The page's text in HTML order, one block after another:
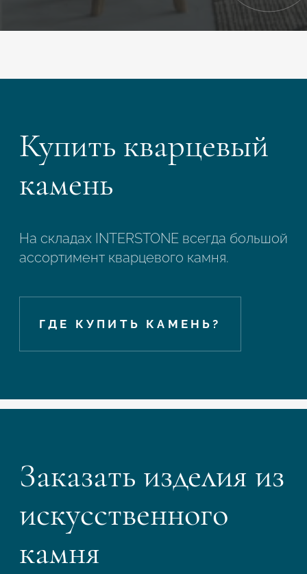
Купить кварцевый
камень
На складах INTERSTONE всегда большой
ассортимент кварцевого камня.
ГДЕ КУПИТЬ КАМЕНЬ?
Заказать изделия из
искусственного
камня